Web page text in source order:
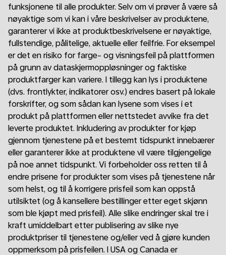
funksjonene til alle produkter. Selv om vi prøver å være så
nøyaktige som vi kan i våre beskrivelser av produktene,
garanterer vi ikke at produktbeskrivelsene er nøyaktige,
fullstendige, pålitelige, aktuelle eller feilfrie. For eksempel
er det en risiko for farge- og visningsfeil på plattformen
på grunn av dataskjermoppløsninger og faktiske
produktfarger kan variere. I tillegg kan lys i produktene
(dvs. frontlykter, indikatorer osv.) endres basert på lokale
forskrifter, og som sådan kan lysene som vises i et
produkt på plattformen eller nettstedet avvike fra det
leverte produktet. Inkludering av produkter for kjøp
gjennom tjenestene på et bestemt tidspunkt innebærer
eller garanterer ikke at produktene vil være tilgjengelige
på noe annet tidspunkt. Vi forbeholder oss retten til å
endre prisene for produkter som vises på tjenestene når
som helst, og til å korrigere prisfeil som kan oppstå
utilsiktet (og å kansellere bestillinger etter eget skjønn
som ble kjøpt med prisfeil). Alle slike endringer skal tre i
kraft umiddelbart etter publisering av slike nye
produktpriser til tjenestene og/eller ved å gjøre kunden
oppmerksom på prisfeilen. I USA og Canada er